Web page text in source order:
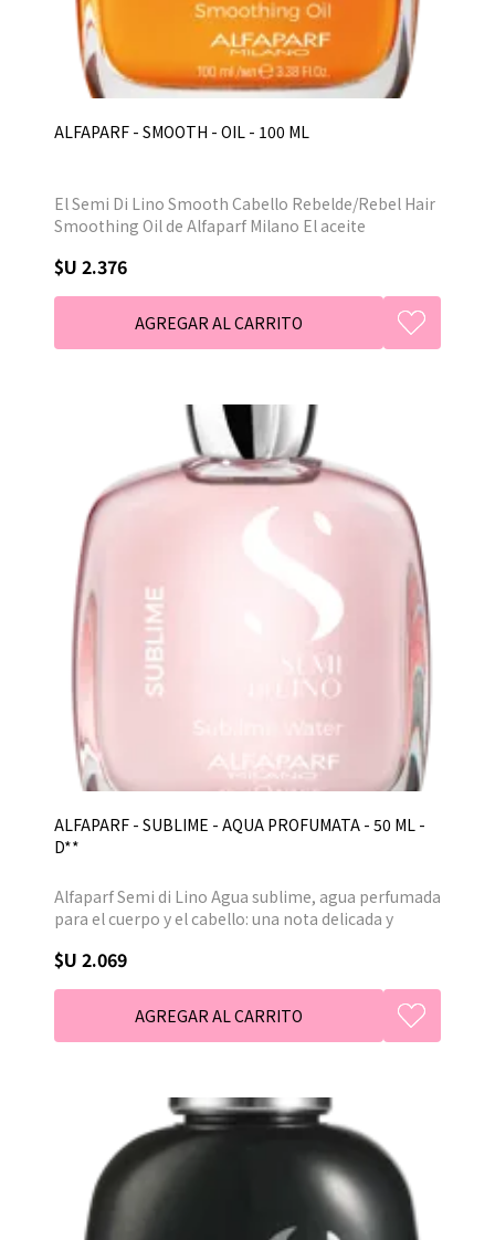
ALFAPARF - SMOOTH - OIL - 100 ML
El Semi Di Lino Smooth Cabello Rebelde/Rebel Hair
Smoothing Oil de Alfaparf Milano El aceite
la humedad, previene el encrespamiento y los rizos,
le da brillo al cabello.
$U 2.376
ALFAPARF - SUBLIME - AQUA PROFUMATA - 50 ML -
D**
Alfaparf Semi di Lino Agua sublime, agua perfumada
para el cuerpo y el cabello: una nota delicada y
$U 2.069